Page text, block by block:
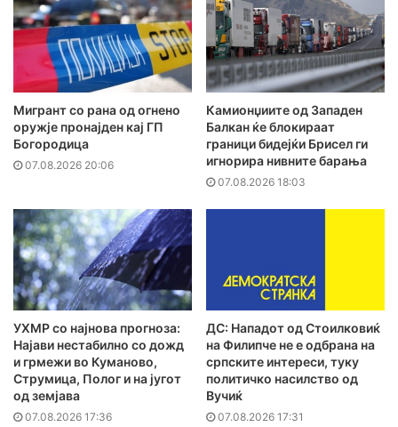
Мигрант со рана од огнено
оружје пронајден кај ГП
Богородица
07.08.2026 20:06
Камионџиите од Западен
Балкан ќе блокираат
граници бидејќи Брисел ги
игнорира нивните барања
07.08.2026 18:03
УХМР со најнова прогноза:
Најави нестабилно со дожд
и грмежи во Куманово,
Струмица, Полог и на југот
од земјава
07.08.2026 17:36
ДС: Нападот од Стоилковиќ
на Филипче не е одбрана на
српските интереси, туку
политичко насилство од
Вучиќ
07.08.2026 17:31